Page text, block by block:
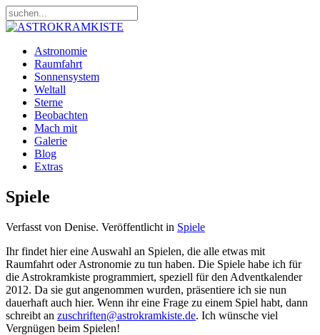
Astronomie
Raumfahrt
Sonnensystem
Weltall
Sterne
Beobachten
Mach mit
Galerie
Blog
Extras
Spiele
Verfasst von Denise. Veröffentlicht in Spiele
Ihr findet hier eine Auswahl an Spielen, die alle etwas mit
Raumfahrt oder Astronomie zu tun haben. Die Spiele habe ich für
die Astrokramkiste programmiert, speziell für den Adventkalender
2012. Da sie gut angenommen wurden, präsentiere ich sie nun
dauerhaft auch hier. Wenn ihr eine Frage zu einem Spiel habt, dann
schreibt an zuschriften@astrokramkiste.de. Ich wünsche viel
Vergnügen beim Spielen!